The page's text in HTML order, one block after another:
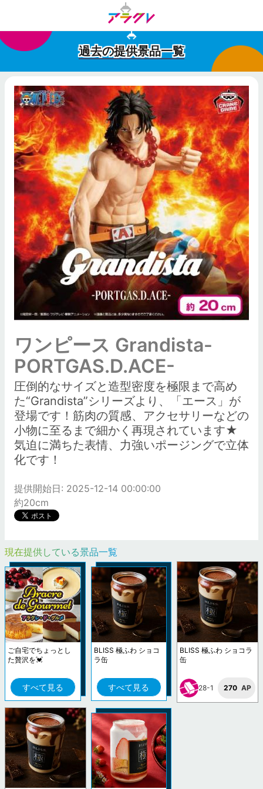
過去の提供景品一覧
ワンピース Grandista-
PORTGAS.D.ACE-
圧倒的なサイズと造型密度を極限まで高め
た“Grandista”シリーズより、「エース」が
登場です！筋肉の質感、アクセサリーなどの
小物に至るまで細かく再現されています★
気迫に満ちた表情、力強いポージングで立体
化です！
提供開始日: 2025-12-14 00:00:00
約20cm
現在提供している景品一覧
ご自宅でちょっとし
た贅沢を💓
すべて見る
BLISS 極ふわ ショコ
ラ缶
すべて見る
BLISS 極ふわ ショコラ
缶
28-1 270 AP